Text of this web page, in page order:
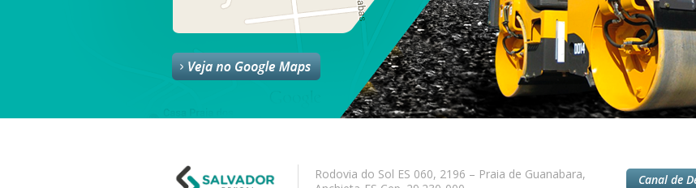
Canal de
Rodovia do Sol ES 060, 2196 – Praia de Guanabara,